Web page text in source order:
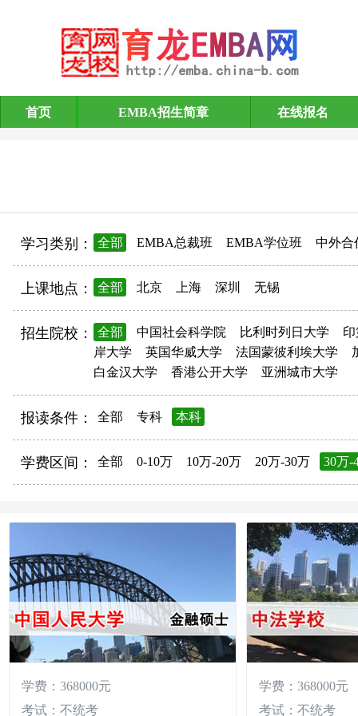
EMBA招生简章
首页 EMBA招生简章 在线报名
学习类别： 全部 EMBA总裁班 EMBA学位班 中外合
上课地点： 全部 北京 上海 深圳 无锡
招生院校： 全部 中国社会科学院 比利时列日大学
岸大学
英国华威大学 法国蒙彼利埃大学
白金汉大学
香港公开大学 亚洲城市大学
报读条件： 全部 专科 本科
学费区间： 全部 0-10万 10万-20万 20万-30万 30万-
学费：368000元
考试：不统考
学费：368000元
考试：不统考